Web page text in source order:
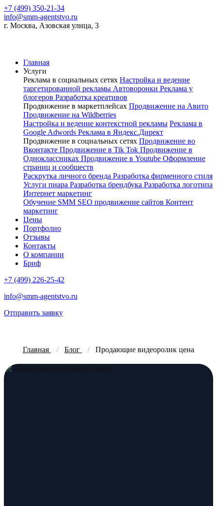
+7 (499) 350-21-34
info@smm-agentstvo.ru
г. Москва, Азовская улица, 3
Главная
Услуги
Реклама в социальных сетях Настройка и ведение
таргетированной рекламы Автоворонки Реклама у
блогеров Разработка креативов
Продвижение в маркетплейсах Продвижение на Авито
Продвижение на Wildberries
Настройка и ведение контекстной рекламы Реклама в
Google Adwords Реклама в Яндекс.Директ
Продвижение в социальных сетях Продвижение во
Вконтакте Продвижение в Tik Tok Продвижение в
Одноклассниках Продвижение в Youtube Оформление
страниц и сообществ
Раскрутка личного бренда Разработка фирменного стиля
Услуги пиара Разработка брендбука Разработка логотипа
Интернет маркетинг
Обучение SMM SEO продвижение сайтов Контент
маркетинг
Цены
Портфолио
Отзывы
Контакты
О компании
Бриф
+7 (499) 226-25-42
info@smm-agentstvo.ru
Отправить заявку
Главная Блог Продающие видеоролик цена